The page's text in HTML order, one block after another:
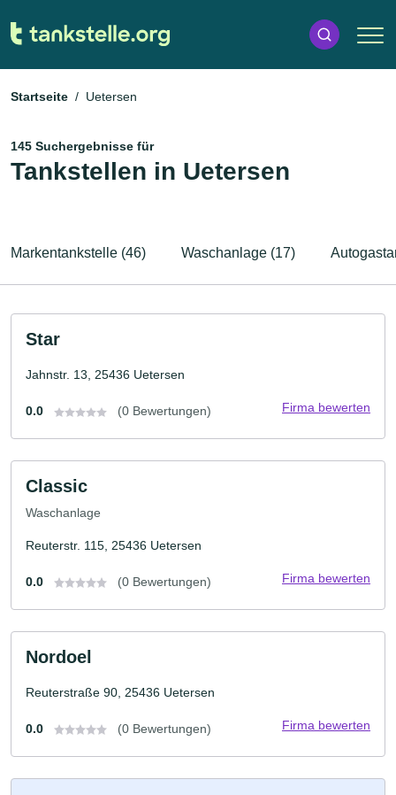
Startseite Uetersen
145 Suchergebnisse für
Tankstellen in Uetersen
Markentankstelle (46) Waschanlage (17)
Star
Jahnstr. 13, 25436 Uetersen
0.0 (0 Bewertungen) Firma bewerten
Classic
Waschanlage
Reuterstr. 115, 25436 Uetersen
0.0 (0 Bewertungen) Firma bewerten
Nordoel
Reuterstraße 90, 25436 Uetersen
0.0 (0 Bewertungen) Firma bewerten